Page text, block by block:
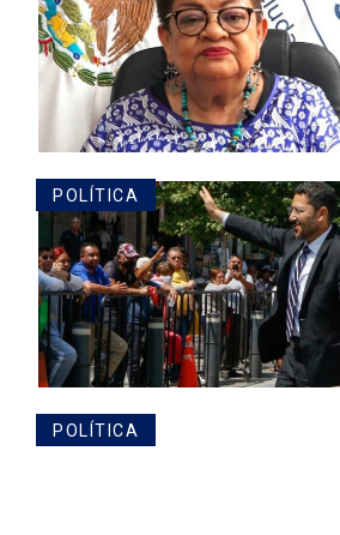
POLÍTICA
POLÍTICA